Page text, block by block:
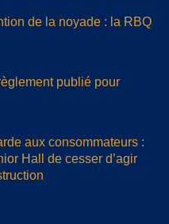
de la noyade : la RBQ
publié pour
aux consommateurs :
Hall de cesser d’agir